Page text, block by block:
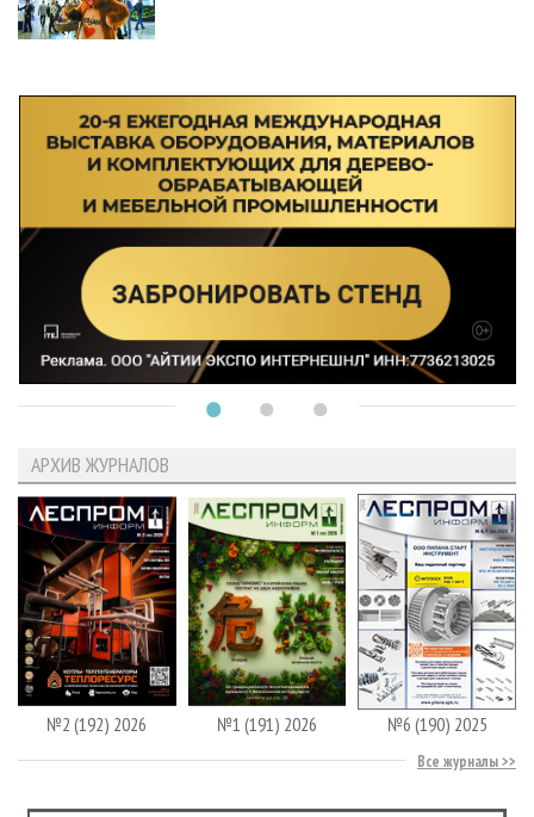
АРХИВ ЖУРНАЛОВ
№2 (192) 2026 №1 (191) 2026 №6 (190) 2025
Все журналы